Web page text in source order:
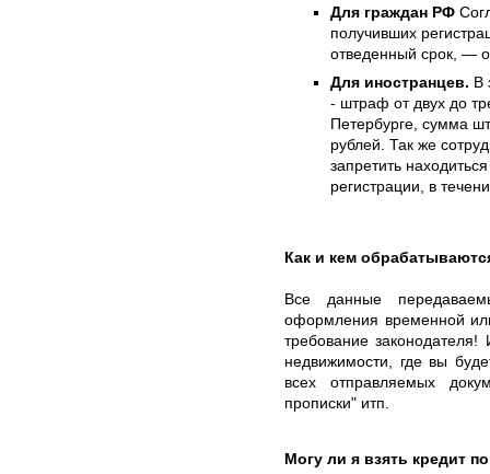
Для граждан РФ
получивших
отведенный срок, —
Для иностранцев. В
- штраф от двух до
Петербурге, сумма
рублей. Так же
запретить
регистрации, в
Как и кем
Все данные
оформления временной
требование законодателя!
недвижимости, где вы
всех отправляемых
прописки" итп.
Могу ли я взять кредит